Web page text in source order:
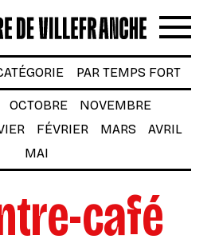
Menu
PAR TEMPS FORT
OCTOBRE
NOVEMBRE
FÉVRIER MARS
AVRIL
MAI
café